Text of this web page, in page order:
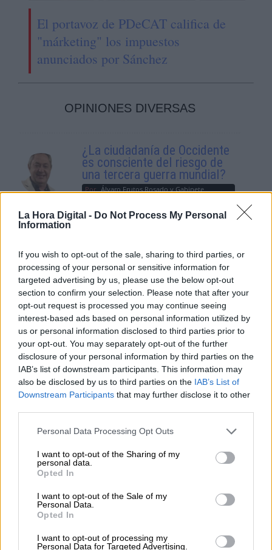
La Hora Digital - Do Not Process My Personal
Information
If you wish to opt-out of the sale, sharing to third parties, or
processing of your personal or sensitive information for
targeted advertising by us, please use the below opt-out
section to confirm your selection. Please note that after your
opt-out request is processed you may continue seeing
interest-based ads based on personal information utilized by
us or personal information disclosed to third parties prior to
your opt-out. You may separately opt-out of the further
disclosure of your personal information by third parties on the
IAB’s list of downstream participants. This information may
also be disclosed by us to third parties on the IAB’s List of
Downstream Participants that may further disclose it to other
Personal Data Processing Opt Outs
I want to opt-out of the Sharing of my
personal data.
Opted In
I want to opt-out of the Sale of my
Personal Data.
Opted In
I want to opt-out of processing my
Personal Data for Targeted Advertising.
El portavoz de PDeCAT califica de
"márketing" los impuestos
anunciados por Sánchez
OPINIONES DIVERSAS
¿La ciudadanía de Occidente
es consciente del riesgo de
una tercera guerra mundial?
Por Álvaro Frutos Rosado y Gabinete
María Comesaña
Votantes y votados
Por
El Conflicto de Oriente Medio:
Un Nuevo Orden Autoritario
en Construcción
Por
Álvaro Frutos Rosado y Gabinete
Geopolítica de Crisis
Por Carlos Miranda
Clara Campoamor: Mi sueño,
mi pesadilla
María Pérez Herrero